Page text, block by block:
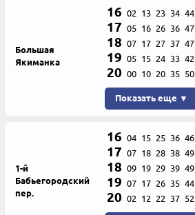
Большая
Якиманка
16 02 13 23 34 44
17 05 16 26 36 47
18 07 17 27 37 47
19 05 15 24 33 42
20 00 10 20 35 50
Показать еще ▼
1-й
Бабьегородский
пер.
16 04 15 25 36 46
17 07 18 28 38 49
18 09 19 29 39 49
19 07 17 26 35 44
20 02 12 22 37 52